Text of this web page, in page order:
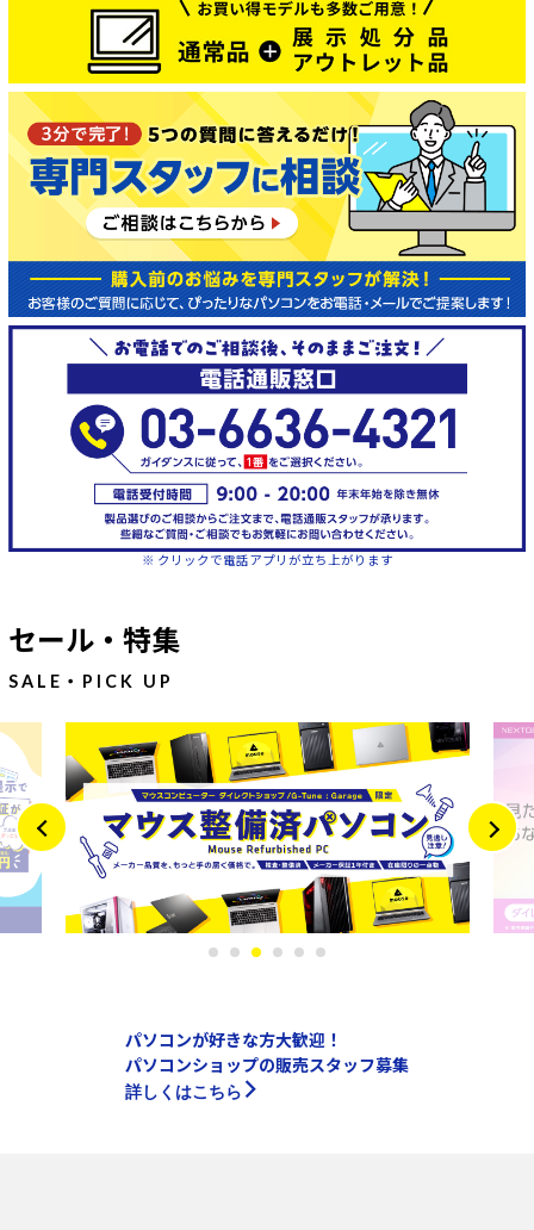
※ クリックで電話アプリが立ち上がります
セール・特集
SALE・PICK UP
パソコンが好きな方大歓迎！
パソコンショップの販売スタッフ募集
詳しくはこちら